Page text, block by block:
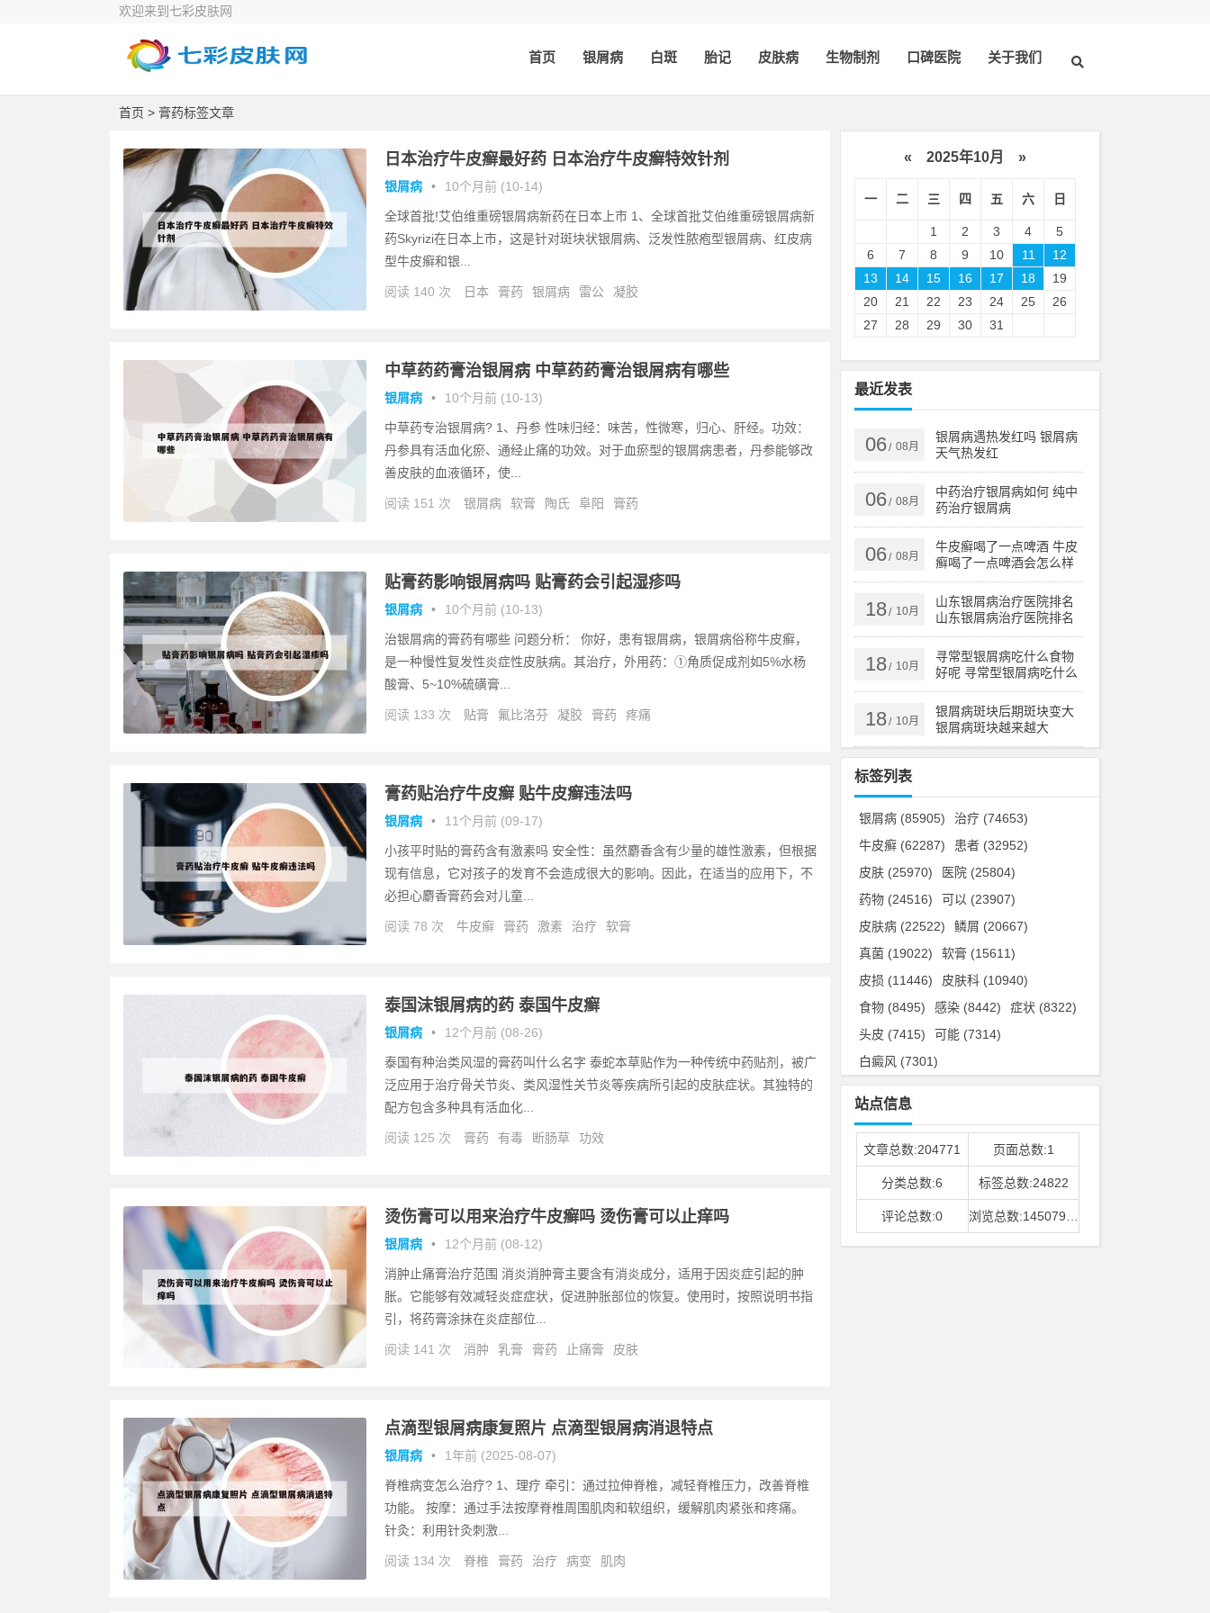
欢迎来到七彩皮肤网
首页 银屑病 白斑 胎记 皮肤病 生物制剂 口碑医院 关于我们
首页 > 膏药标签文章
日本治疗牛皮癣最好药 日本治疗牛皮癣特效针剂
银屑病 • 10个月前 (10-14)
全球首批!艾伯维重磅银屑病新药在日本上市 1、全球首批艾伯维重磅银屑病新
药Skyrizi在日本上市，这是针对斑块状银屑病、泛发性脓疱型银屑病、红皮病
型牛皮癣和银...
阅读 140 次 日本 膏药 银屑病 雷公 凝胶
中草药药膏治银屑病 中草药药膏治银屑病有哪些
银屑病 • 10个月前 (10-13)
中草药专治银屑病? 1、丹参 性味归经：味苦，性微寒，归心、肝经。功效：
丹参具有活血化瘀、通经止痛的功效。对于血瘀型的银屑病患者，丹参能够改
善皮肤的血液循环，使...
阅读 151 次 银屑病 软膏 陶氏 阜阳 膏药
贴膏药影响银屑病吗 贴膏药会引起湿疹吗
银屑病 • 10个月前 (10-13)
治银屑病的膏药有哪些 问题分析： 你好，患有银屑病，银屑病俗称牛皮癣，
是一种慢性复发性炎症性皮肤病。其治疗，外用药：①角质促成剂如5%水杨
酸膏、5~10%硫磺膏...
阅读 133 次 贴膏 氟比洛芬 凝胶 膏药 疼痛
膏药贴治疗牛皮癣 贴牛皮癣违法吗
银屑病 • 11个月前 (09-17)
小孩平时贴的膏药含有激素吗 安全性：虽然麝香含有少量的雄性激素，但根据
现有信息，它对孩子的发育不会造成很大的影响。因此，在适当的应用下，不
必担心麝香膏药会对儿童...
阅读 78 次 牛皮癣 膏药 激素 治疗 软膏
泰国沫银屑病的药 泰国牛皮癣
银屑病 • 12个月前 (08-26)
泰国有种治类风湿的膏药叫什么名字 泰蛇本草贴作为一种传统中药贴剂，被广
泛应用于治疗骨关节炎、类风湿性关节炎等疾病所引起的皮肤症状。其独特的
配方包含多种具有活血化...
阅读 125 次 膏药 有毒 断肠草 功效
烫伤膏可以用来治疗牛皮癣吗 烫伤膏可以止痒吗
银屑病 • 12个月前 (08-12)
消肿止痛膏治疗范围 消炎消肿膏主要含有消炎成分，适用于因炎症引起的肿
胀。它能够有效减轻炎症症状，促进肿胀部位的恢复。使用时，按照说明书指
引，将药膏涂抹在炎症部位...
阅读 141 次 消肿 乳膏 膏药 止痛膏 皮肤
点滴型银屑病康复照片 点滴型银屑病消退特点
银屑病 • 1年前 (2025-08-07)
脊椎病变怎么治疗? 1、理疗 牵引：通过拉伸脊椎，减轻脊椎压力，改善脊椎
功能。 按摩：通过手法按摩脊椎周围肌肉和软组织，缓解肌肉紧张和疼痛。
针灸：利用针灸刺激...
阅读 134 次 脊椎 膏药 治疗 病变 肌肉
« 2025年10月 »
一 二 三 四 五 六 日
1 2 3 4
5
6
7 8 9 10 11
12
13
14 15 16 17 18
19
20
21 22 23 24 25
26
27
28 29 30 31
最近发表
06/ 08月
银屑病遇热发红吗 银屑病
天气热发红
06/ 08月
中药治疗银屑病如何 纯中
药治疗银屑病
06/ 08月
牛皮癣喝了一点啤酒 牛皮
癣喝了一点啤酒会怎么样
18/ 10月
山东银屑病治疗医院排名
山东银屑病治疗医院排名
榜
18/ 10月
寻常型银屑病吃什么食物
好呢 寻常型银屑病吃什么
药效果好
18/ 10月
银屑病斑块后期斑块变大
银屑病斑块越来越大
标签列表
银屑病 (85905) 治疗 (74653)
牛皮癣 (62287) 患者 (32952)
皮肤 (25970) 医院 (25804)
药物 (24516) 可以 (23907)
皮肤病 (22522) 鳞屑 (20667)
真菌 (19022) 软膏 (15611)
皮损 (11446) 皮肤科 (10940)
食物 (8495) 感染 (8442) 症状 (8322)
头皮 (7415) 可能 (7314)
白癜风 (7301)
站点信息
文章总数:204771 页面总数:1
分类总数:6 标签总数:24822
评论总数:0